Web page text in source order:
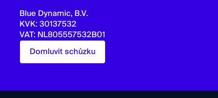
Blue Dynamic, B.V.
KVK: 30137532
VAT: NL805557532B01
Domluvit schůzku